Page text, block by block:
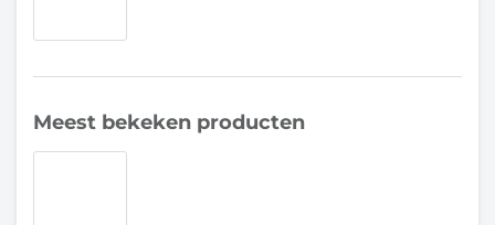
Meest bekeken producten